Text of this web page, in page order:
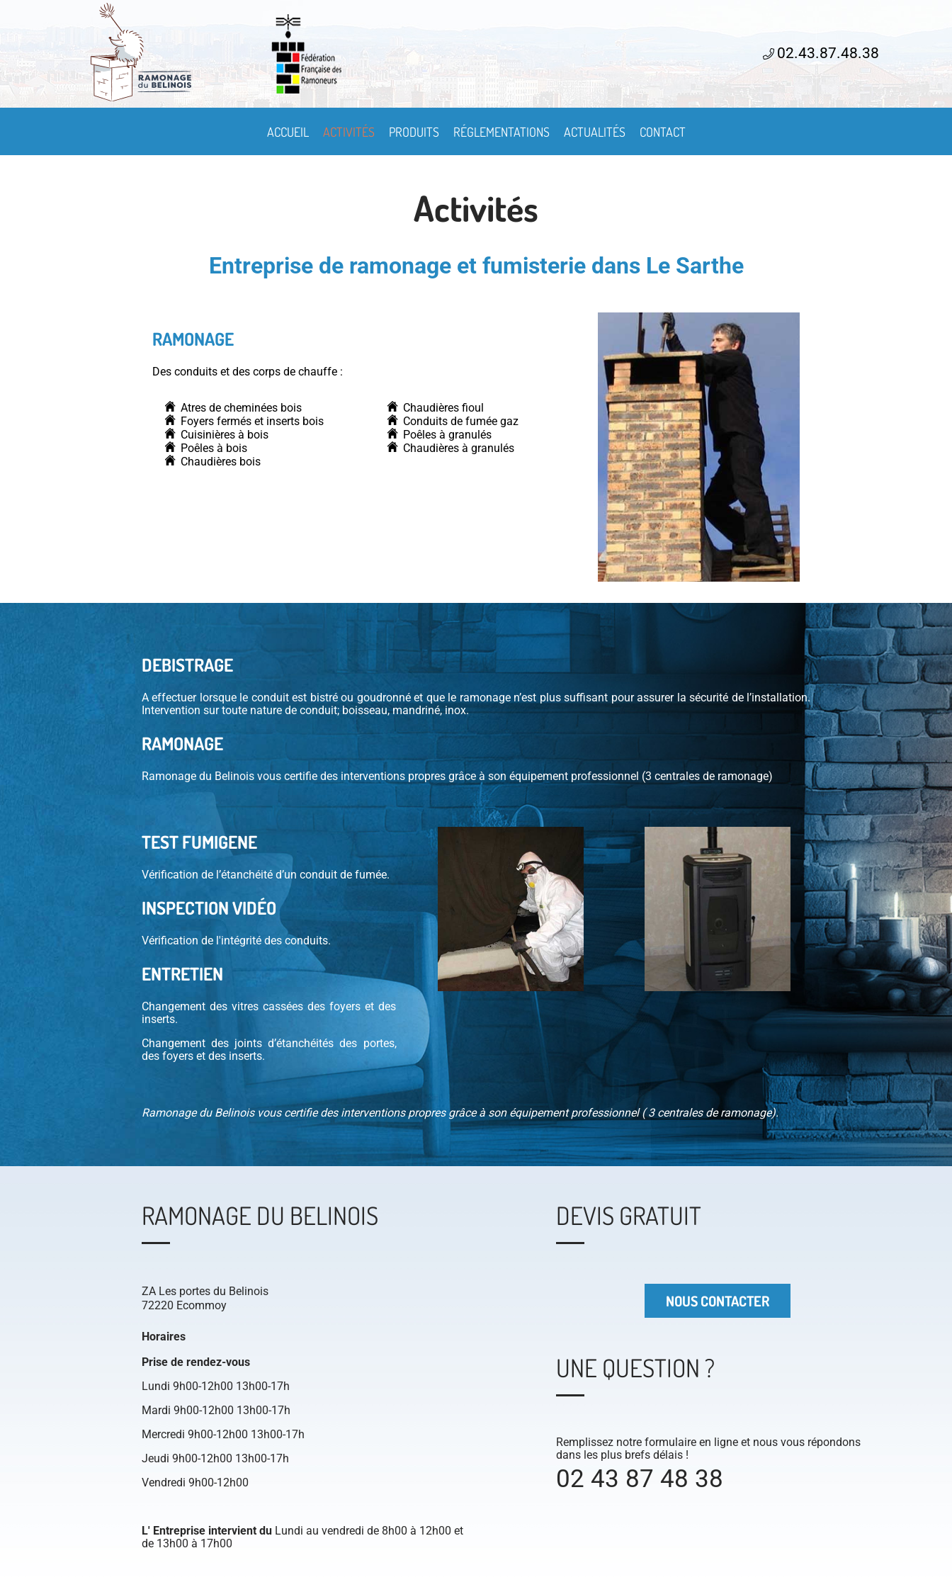
02.43.87.48.38
ACCUEIL ACTIVITÉS PRODUITS RÉGLEMENTATIONS ACTUALITÉS CONTACT
Activités
Entreprise de ramonage et fumisterie dans Le Sarthe
RAMONAGE
Des conduits et des corps de chauffe :
Atres de cheminées bois
Foyers fermés et inserts bois
Cuisinières à bois
Poêles à bois
Chaudières bois
Chaudières fioul
Conduits de fumée gaz
Poêles à granulés
Chaudières à granulés
DEBISTRAGE
A effectuer lorsque le conduit est bistré ou goudronné et que le ramonage n’est plus suffisant pour assurer la sécurité de l’installation.
Intervention sur toute nature de conduit; boisseau, mandriné, inox.
RAMONAGE
Ramonage du Belinois vous certifie des interventions propres grâce à son équipement professionnel (3 centrales de ramonage)
TEST FUMIGENE
Vérification de l’étanchéité d’un conduit de fumée.
INSPECTION VIDÉO
Vérification de l'intégrité des conduits.
ENTRETIEN
Changement des vitres cassées des foyers et des
inserts.
Changement des joints d’étanchéités des portes,
des foyers et des inserts.
Ramonage du Belinois vous certifie des interventions propres grâce à son équipement professionnel ( 3 centrales de ramonage).
DEVIS GRATUIT
NOUS CONTACTER
UNE QUESTION ?
Remplissez notre formulaire en ligne et nous vous répondons
dans les plus brefs délais !
02 43 87 48 38
RAMONAGE DU BELINOIS
ZA Les portes du Belinois
72220 Ecommoy
Horaires
Prise de rendez-vous
Lundi 9h00-12h00 13h00-17h
Mardi 9h00-12h00 13h00-17h
Mercredi 9h00-12h00 13h00-17h
Jeudi 9h00-12h00 13h00-17h
Vendredi 9h00-12h00
L' Entreprise intervient duLundi au vendredi de 8h00 à 12h00 et
de 13h00 à 17h00